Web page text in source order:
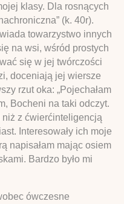
klasy. Dla rosnących
(k. 40r).
towarzystwo innych
na wsi, wśród prostych
się w jej twórczości
doceniają jej wiersze
rzut oka: „Pojechałam
Bocheni na taki odczyt.
z ćwierćinteligencją
Interesowały ich moje
napisałam mając osiem
Bardzo było mi
ówczesne